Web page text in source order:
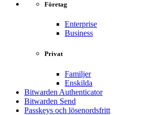
Företag
Enterprise
Business
Privat
Familjer
Enskilda
Bitwarden Authenticator
Bitwarden Send
Passkeys och lösenordsfritt